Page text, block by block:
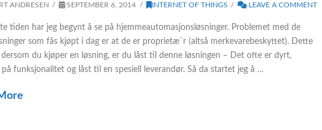
ANDRESEN SEPTEMBER 6, 2014 INTERNET OF THINGS LEAVE A COMMENT
tiden har jeg begynt å se på hjemmeautomasjonsløsninger. Problemet med de
som fås kjøpt i dag er at de er proprietæ´r (altså merkevarebeskyttet). Dette
du kjøper en løsning, er du låst til denne løsningen – Det ofte er dyrt,
på funksjonalitet og låst til en spesiell leverandør. Så da startet jeg å …